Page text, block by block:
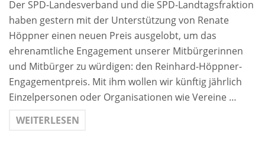
Der SPD-Landesverband und die SPD-Landtagsfraktion
haben gestern mit der Unterstützung von Renate
Höppner einen neuen Preis ausgelobt, um das
ehrenamtliche Engagement unserer Mitbürgerinnen
und Mitbürger zu würdigen: den Reinhard-Höppner-
Engagementpreis. Mit ihm wollen wir künftig jährlich
Einzelpersonen oder Organisationen wie Vereine …
WEITERLESEN